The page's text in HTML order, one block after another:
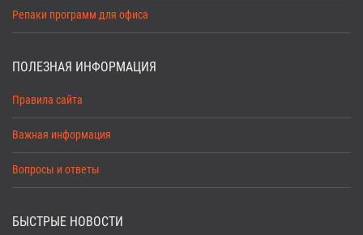
Репаки программ для офиса
ПОЛЕЗНАЯ ИНФОРМАЦИЯ
Правила сайта
Важная информация
Вопросы и ответы
БЫСТРЫЕ НОВОСТИ